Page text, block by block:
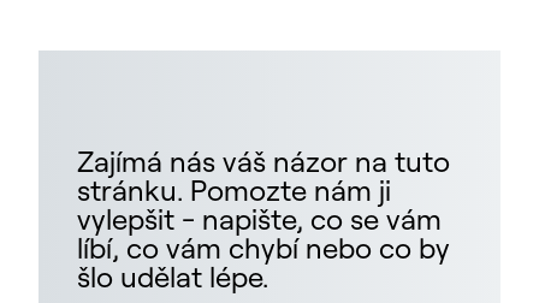
Zajímá nás váš názor na tuto
stránku. Pomozte nám ji
vylepšit - napište, co se vám
líbí, co vám chybí nebo co by
šlo udělat lépe.